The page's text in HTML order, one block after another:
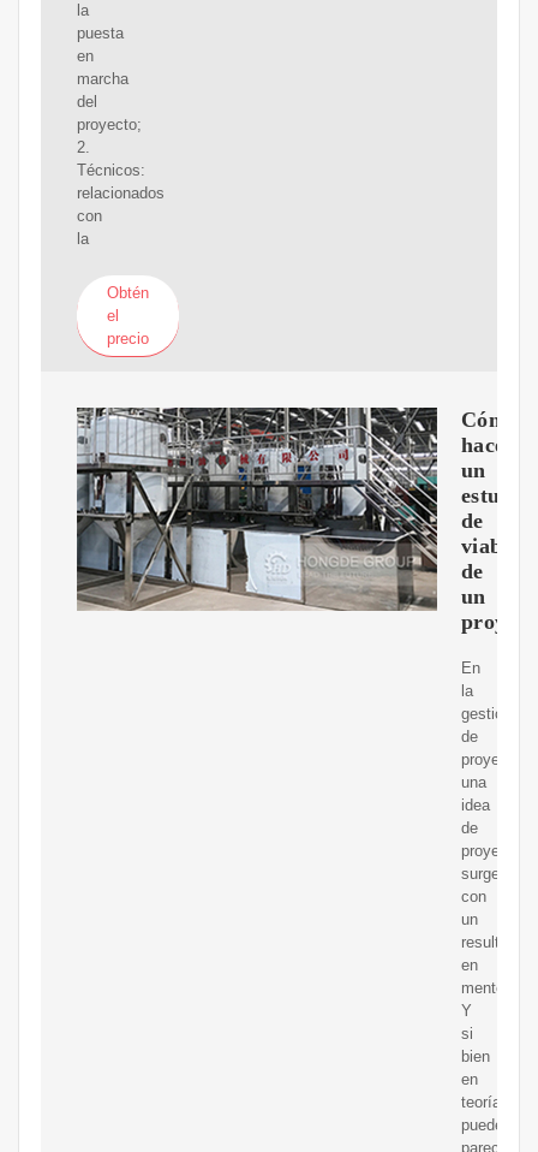
la
puesta
en
marcha
del
proyecto;
2.
Técnicos:
relacionados
con
la
Obtén
el
precio
Cómo
hacer
un
estudio
de
de
un
En
la
gestión
de
proyectos,
una
idea
de
proyecto
surge
con
un
resultado
en
mente.
Y
si
bien
en
teoría
puede
parecer